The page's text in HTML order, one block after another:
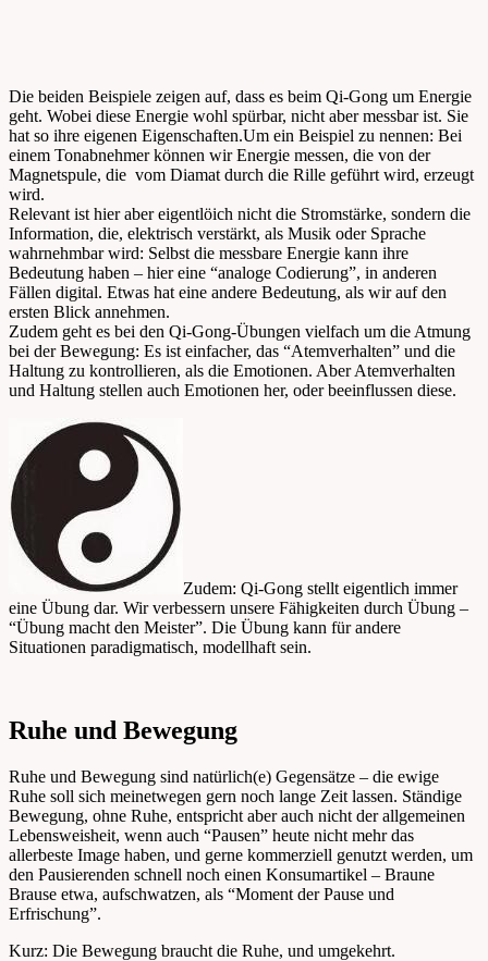
Die beiden Beispiele zeigen auf, dass es beim Qi-Gong um Energie
geht. Wobei diese Energie wohl spürbar, nicht aber messbar ist. Sie
hat so ihre eigenen Eigenschaften.Um ein Beispiel zu nennen: Bei
einem Tonabnehmer können wir Energie messen, die von der
Magnetspule, die vom Diamat durch die Rille geführt wird, erzeugt
wird.
Relevant ist hier aber eigentlöich nicht die Stromstärke, sondern die
Information, die, elektrisch verstärkt, als Musik oder Sprache
wahrnehmbar wird: Selbst die messbare Energie kann ihre
Bedeutung haben – hier eine “analoge Codierung”, in anderen
Fällen digital. Etwas hat eine andere Bedeutung, als wir auf den
ersten Blick annehmen.
Zudem geht es bei den Qi-Gong-Übungen vielfach um die Atmung
bei der Bewegung: Es ist einfacher, das “Atemverhalten” und die
Haltung zu kontrollieren, als die Emotionen. Aber Atemverhalten
und Haltung stellen auch Emotionen her, oder beeinflussen diese.
Zudem: Qi-Gong stellt eigentlich immer
eine Übung dar. Wir verbessern unsere Fähigkeiten durch Übung –
“Übung macht den Meister”. Die Übung kann für andere
Situationen paradigmatisch, modellhaft sein.
Ruhe und Bewegung
Ruhe und Bewegung sind natürlich(e) Gegensätze – die ewige
Ruhe soll sich meinetwegen gern noch lange Zeit lassen. Ständige
Bewegung, ohne Ruhe, entspricht aber auch nicht der allgemeinen
Lebensweisheit, wenn auch “Pausen” heute nicht mehr das
allerbeste Image haben, und gerne kommerziell genutzt werden, um
den Pausierenden schnell noch einen Konsumartikel – Braune
Brause etwa, aufschwatzen, als “Moment der Pause und
Erfrischung”.
Kurz: Die Bewegung braucht die Ruhe, und umgekehrt.